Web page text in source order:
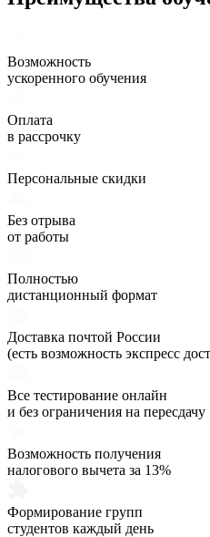
Возможность
ускоренного обучения
Оплата
в рассрочку
Персональные скидки
Без отрыва
от работы
Полностью
дистанционный формат
Доставка почтой России
(есть возможность экспресс
Все тестирование онлайн
и без ограничения на пересдачу
Возможность получения
налогового вычета за 13%
Формирование групп
студентов каждый день